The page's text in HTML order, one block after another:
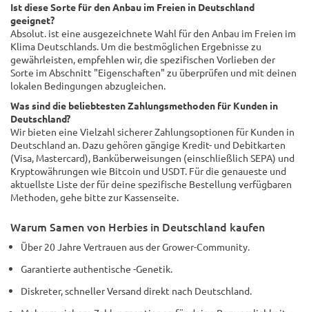
Ist diese Sorte für den Anbau im Freien in Deutschland
geeignet?
Absolut. ist eine ausgezeichnete Wahl für den Anbau im Freien im
Klima Deutschlands. Um die bestmöglichen Ergebnisse zu
gewährleisten, empfehlen wir, die spezifischen Vorlieben der
Sorte im Abschnitt "Eigenschaften" zu überprüfen und mit deinen
lokalen Bedingungen abzugleichen.
Was sind die beliebtesten Zahlungsmethoden für Kunden in
Deutschland?
Wir bieten eine Vielzahl sicherer Zahlungsoptionen für Kunden in
Deutschland an. Dazu gehören gängige Kredit- und Debitkarten
(Visa, Mastercard), Banküberweisungen (einschließlich SEPA) und
Kryptowährungen wie Bitcoin und USDT. Für die genaueste und
aktuellste Liste der für deine spezifische Bestellung verfügbaren
Methoden, gehe bitte zur Kassenseite.
Warum Samen von Herbies in Deutschland kaufen
Über 20 Jahre Vertrauen aus der Grower-Community.
Garantierte authentische -Genetik.
Diskreter, schneller Versand direkt nach Deutschland.